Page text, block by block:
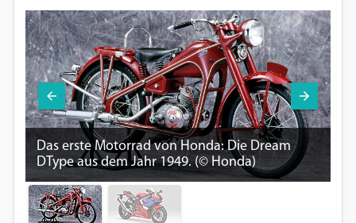
Das erste Motorrad von Honda: Die Dream
DType aus dem Jahr 1949. (© Honda)